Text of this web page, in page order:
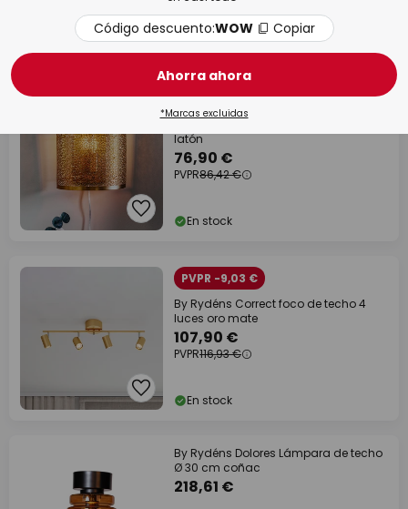
En stock
PVPR -11%
latón
76,90 €
PVPR86,42 €
En stock
PVPR -9,03 €
By Rydéns Correct foco de techo 4
luces oro mate
107,90 €
PVPR116,93 €
En stock
By Rydéns Dolores Lámpara de techo
Ø 30 cm coñac
218,61 €
Código descuento:WOW Copiar
Ahorra ahora
*Marcas excluidas